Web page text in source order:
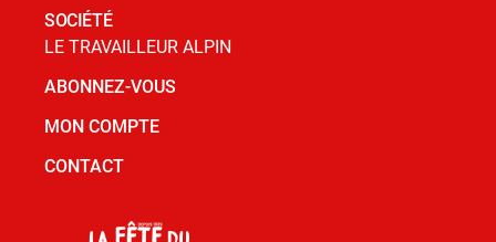
SOCIÉTÉ
LE TRAVAILLEUR ALPIN
ABONNEZ-VOUS
MON COMPTE
CONTACT